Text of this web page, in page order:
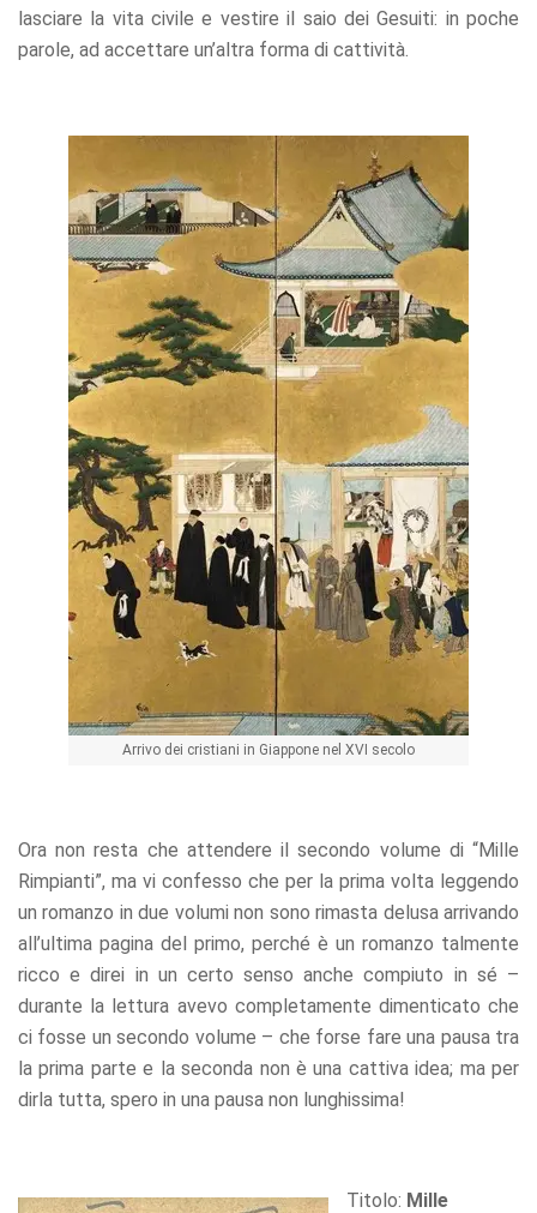
lasciare la vita civile e vestire il saio dei Gesuiti: in poche
parole, ad accettare un’altra forma di cattività.
Arrivo dei cristiani in Giappone nel XVI secolo
Ora non resta che attendere il secondo volume di “Mille
Rimpianti”, ma vi confesso che per la prima volta leggendo
un romanzo in due volumi non sono rimasta delusa arrivando
all’ultima pagina del primo, perché è un romanzo talmente
ricco e direi in un certo senso anche compiuto in sé –
durante la lettura avevo completamente dimenticato che
ci fosse un secondo volume – che forse fare una pausa tra
la prima parte e la seconda non è una cattiva idea; ma per
dirla tutta, spero in una pausa non lunghissima!
Titolo: Mille